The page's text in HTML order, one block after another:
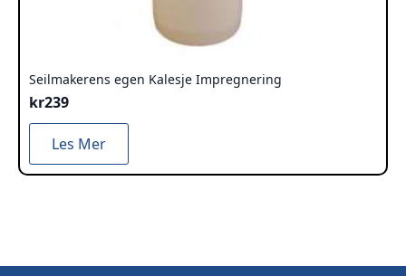
Seilmakerens egen Kalesje Impregnering
kr239
Les Mer